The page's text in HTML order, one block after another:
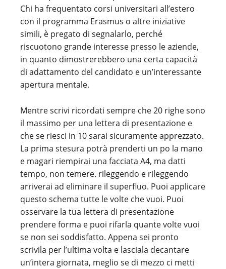
Chi ha frequentato corsi universitari all’estero
con il programma Erasmus o altre iniziative
simili, è pregato di segnalarlo, perché
riscuotono grande interesse presso le aziende,
in quanto dimostrerebbero una certa capacità
di adattamento del candidato e un’interessante
apertura mentale.
Mentre scrivi ricordati sempre che 20 righe sono
il massimo per una lettera di presentazione e
che se riesci in 10 sarai sicuramente apprezzato.
La prima stesura potrà prenderti un po la mano
e magari riempirai una facciata A4, ma datti
tempo, non temere. rileggendo e rileggendo
arriverai ad eliminare il superfluo. Puoi applicare
questo schema tutte le volte che vuoi. Puoi
osservare la tua lettera di presentazione
prendere forma e puoi rifarla quante volte vuoi
se non sei soddisfatto. Appena sei pronto
scrivila per l’ultima volta e lasciala decantare
un’intera giornata, meglio se di mezzo ci metti